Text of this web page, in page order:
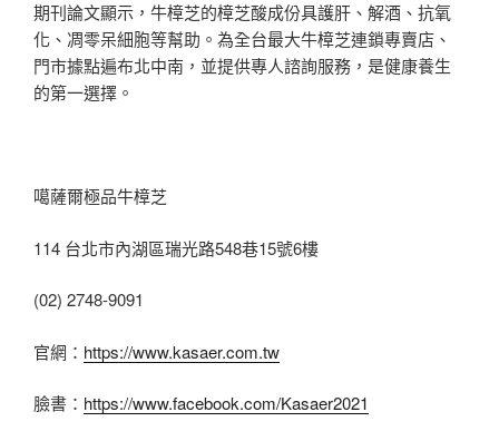
期刊論文顯示，牛樟芝的樟芝酸成份具護肝、解酒、抗氧
化、凋零呆細胞等幫助。為全台最大牛樟芝連鎖專賣店、
門市據點遍布北中南，並提供專人諮詢服務，是健康養生
的第一選擇。
噶薩爾極品牛樟芝
114 台北市內湖區瑞光路548巷15號6樓
(02) 2748-9091
官網： https://www.kasaer.com.tw
臉書： https://www.facebook.com/Kasaer2021